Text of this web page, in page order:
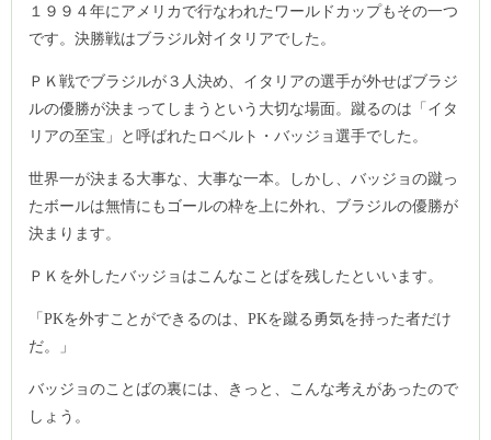
１９９４年にアメリカで行なわれたワールドカップもその一つ
です。決勝戦はブラジル対イタリアでした。
ＰＫ戦でブラジルが３人決め、イタリアの選手が外せばブラジ
ルの優勝が決まってしまうという大切な場面。蹴るのは「イタ
リアの至宝」と呼ばれたロベルト・バッジョ選手でした。
世界一が決まる大事な、大事な一本。しかし、バッジョの蹴っ
たボールは無情にもゴールの枠を上に外れ、ブラジルの優勝が
決まります。
ＰＫを外したバッジョはこんなことばを残したといいます。
「PKを外すことができるのは、 PKを蹴る勇気を持った者だけ
だ。」
バッジョのことばの裏には、きっと、こんな考えがあったので
しょう。